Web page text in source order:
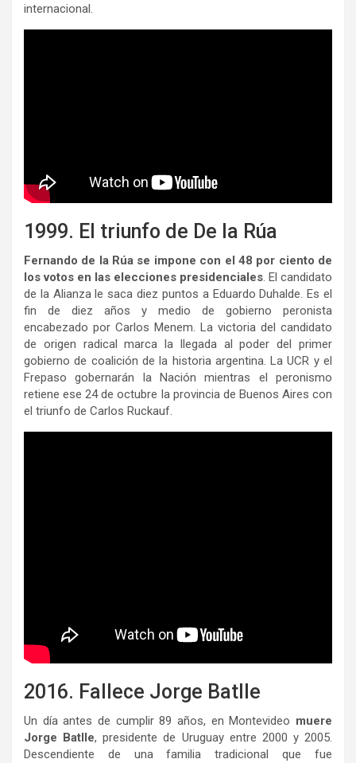
internacional.
1999. El triunfo de De la Rúa
Fernando de la Rúa se impone con el 48 por ciento de
los votos en las elecciones presidenciales. El candidato
de la Alianza le saca diez puntos a Eduardo Duhalde. Es el
fin de diez años y medio de gobierno peronista
encabezado por Carlos Menem. La victoria del candidato
de origen radical marca la llegada al poder del primer
gobierno de coalición de la historia argentina. La UCR y el
Frepaso gobernarán la Nación mientras el peronismo
retiene ese 24 de octubre la provincia de Buenos Aires con
el triunfo de Carlos Ruckauf.
2016. Fallece Jorge Batlle
Un día antes de cumplir 89 años, en Montevideo muere
Jorge Batlle, presidente de Uruguay entre 2000 y 2005.
Descendiente de una familia tradicional que fue